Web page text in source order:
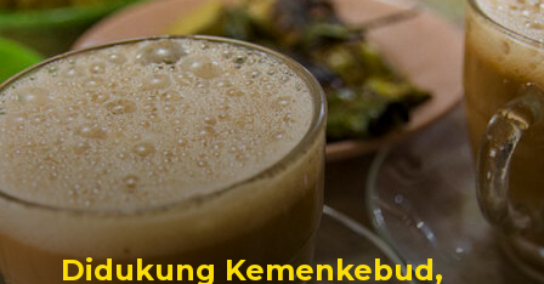
Didukung Kemenkebud,